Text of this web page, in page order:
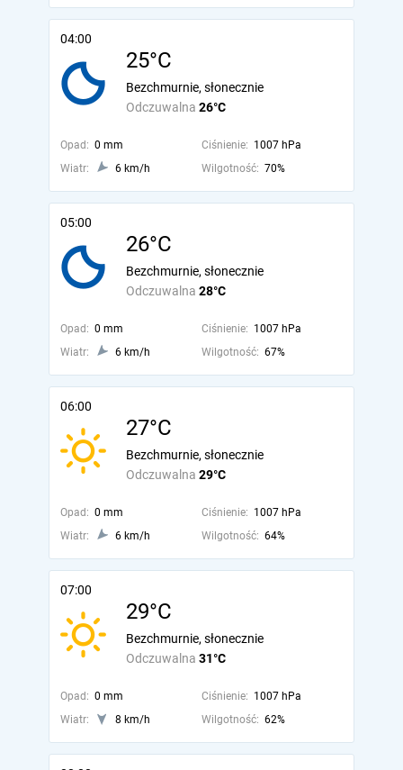
04:00
25°C
Odczuwalna 26°C
Bezchmurnie, słonecznie
Opad: 0 mm Ciśnienie: 1007 hPa
Wiatr:
6 km/h Wilgotność: 70%
05:00
26°C
Odczuwalna 28°C
Bezchmurnie, słonecznie
Opad: 0 mm Ciśnienie: 1007 hPa
Wiatr:
6 km/h Wilgotność: 67%
06:00
27°C
Odczuwalna 29°C
Bezchmurnie, słonecznie
Opad: 0 mm Ciśnienie: 1007 hPa
Wiatr:
6 km/h Wilgotność: 64%
07:00
29°C
Odczuwalna 31°C
Bezchmurnie, słonecznie
Opad: 0 mm Ciśnienie: 1007 hPa
Wiatr:
8 km/h Wilgotność: 62%